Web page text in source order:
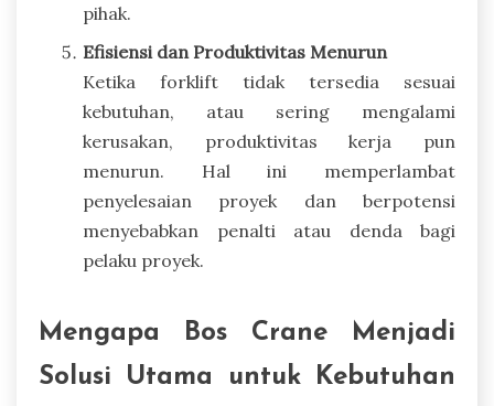
pihak.
Efisiensi dan Produktivitas Menurun
Ketika forklift tidak tersedia sesuai
kebutuhan, atau sering mengalami
kerusakan, produktivitas kerja pun
menurun. Hal ini memperlambat
penyelesaian proyek dan berpotensi
menyebabkan penalti atau denda bagi
pelaku proyek.
Mengapa Bos Crane Menjadi
Solusi Utama untuk Kebutuhan